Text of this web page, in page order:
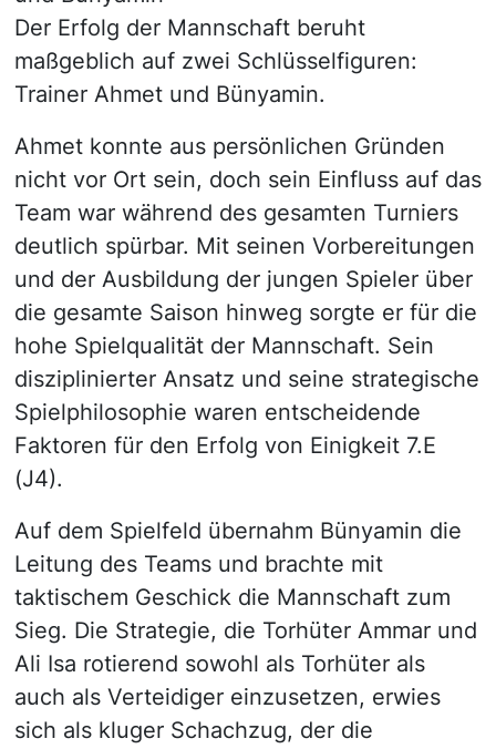
Der Erfolg der Mannschaft beruht
maßgeblich auf zwei Schlüsselfiguren:
Trainer Ahmet und Bünyamin.
Ahmet konnte aus persönlichen Gründen
nicht vor Ort sein, doch sein Einfluss auf das
Team war während des gesamten Turniers
deutlich spürbar. Mit seinen Vorbereitungen
und der Ausbildung der jungen Spieler über
die gesamte Saison hinweg sorgte er für die
hohe Spielqualität der Mannschaft. Sein
disziplinierter Ansatz und seine strategische
Spielphilosophie waren entscheidende
Faktoren für den Erfolg von Einigkeit 7.E
(J4).
Auf dem Spielfeld übernahm Bünyamin die
Leitung des Teams und brachte mit
taktischem Geschick die Mannschaft zum
Sieg. Die Strategie, die Torhüter Ammar und
Ali Isa rotierend sowohl als Torhüter als
auch als Verteidiger einzusetzen, erwies
sich als kluger Schachzug, der die